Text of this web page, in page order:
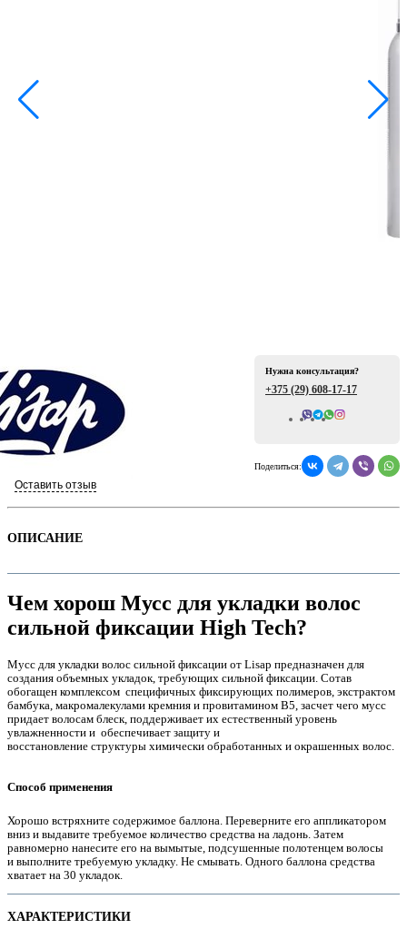
Всего отзывов: 0
Оставить отзыв
Нужна консультация?
+375 (29) 608-17-17
Поделиться:
ОПИСАНИЕ
Чем хорош Мусс для укладки волос
сильной фиксации High Tech?
Мусс для укладки волос сильной фиксации от Lisap предназначен для
создания объемных укладок, требующих сильной фиксации. Сотав
обогащен комплексом специфичных фиксирующих полимеров, экстрактом
бамбука, макромалекулами кремния и провитамином В5, засчет чего мусс
придает волосам блеск, поддерживает их естественный уровень
увлажненности и обеспечивает защиту и
восстановление структуры химически обработанных и окрашенных волос.
Способ применения
Хорошо встряхните содержимое баллона. Переверните его аппликатором
вниз и выдавите требуемое количество средства на ладонь. Затем
равномерно нанесите его на вымытые, подсушенные полотенцем волосы
и выполните требуемую укладку. Не смывать. Одного баллона средства
хватает на 30 укладок.
ХАРАКТЕРИСТИКИ